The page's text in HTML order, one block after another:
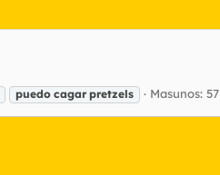
puedo cagar pretzels Masunos: 57